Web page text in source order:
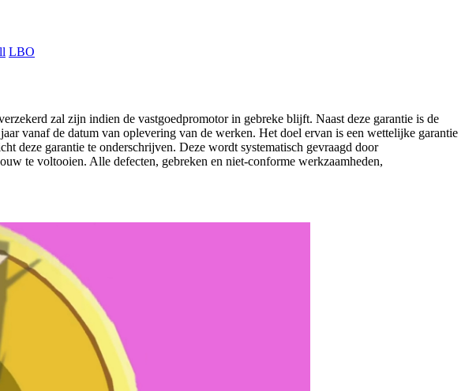
LBO
zal zijn indien de vastgoedpromotor in gebreke blijft. Naast deze garantie is de
vanaf de datum van oplevering van de werken. Het doel ervan is een wettelijke garantie
deze garantie te onderschrijven. Deze wordt systematisch gevraagd door
te voltooien. Alle defecten, gebreken en niet-conforme werkzaamheden,